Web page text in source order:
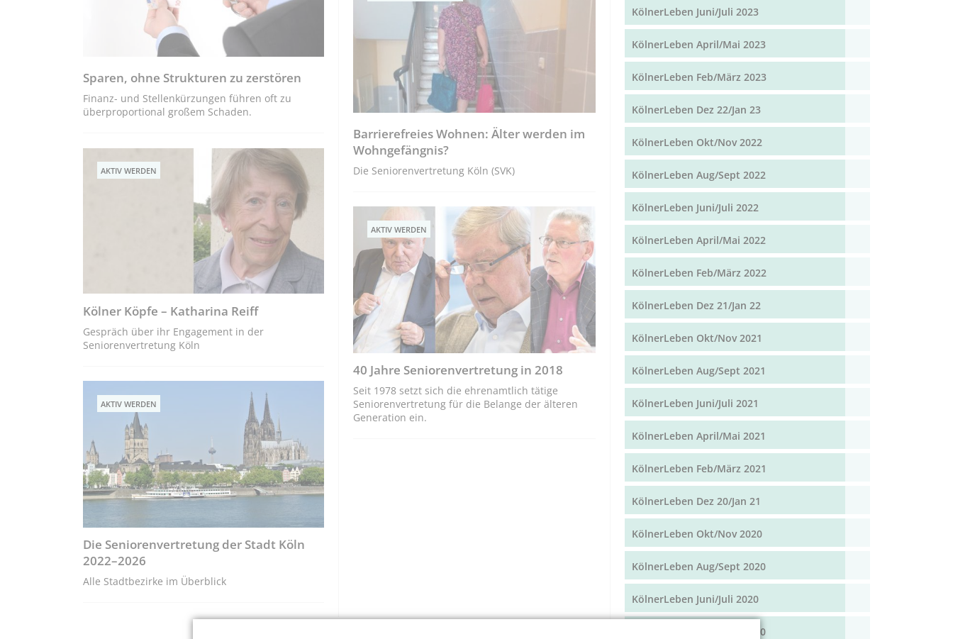
Sparen, ohne Strukturen zu zerstören
Finanz- und Stellenkürzungen führen oft zu
überproportional großem Schaden.
AKTIV WERDEN
Kölner Köpfe – Katharina Reiff
Gespräch über ihr Engagement in der
Seniorenvertretung Köln
AKTIV WERDEN
Die Seniorenvertretung der Stadt Köln
2022–2026
Alle Stadtbezirke im Überblick
Barrierefreies Wohnen: Älter werden im
Wohngefängnis?
Die Seniorenvertretung Köln (SVK)
AKTIV WERDEN
40 Jahre Seniorenvertretung in 2018
Seit 1978 setzt sich die ehrenamtlich tätige
Seniorenvertretung für die Belange der älteren
Generation ein.
KölnerLeben Juni/Juli 2023
KölnerLeben April/Mai 2023
KölnerLeben Feb/März 2023
KölnerLeben Dez 22/Jan 23
KölnerLeben Okt/Nov 2022
KölnerLeben Aug/Sept 2022
KölnerLeben Juni/Juli 2022
KölnerLeben April/Mai 2022
KölnerLeben Feb/März 2022
KölnerLeben Dez 21/Jan 22
KölnerLeben Okt/Nov 2021
KölnerLeben Aug/Sept 2021
KölnerLeben Juni/Juli 2021
KölnerLeben April/Mai 2021
KölnerLeben Feb/März 2021
KölnerLeben Dez 20/Jan 21
KölnerLeben Okt/Nov 2020
KölnerLeben Aug/Sept 2020
KölnerLeben Juni/Juli 2020
KölnerLeben April/Mai 2020